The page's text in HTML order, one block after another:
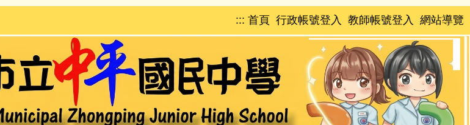
::: 首頁 行政帳號登入 教師帳號登入 網站導覽